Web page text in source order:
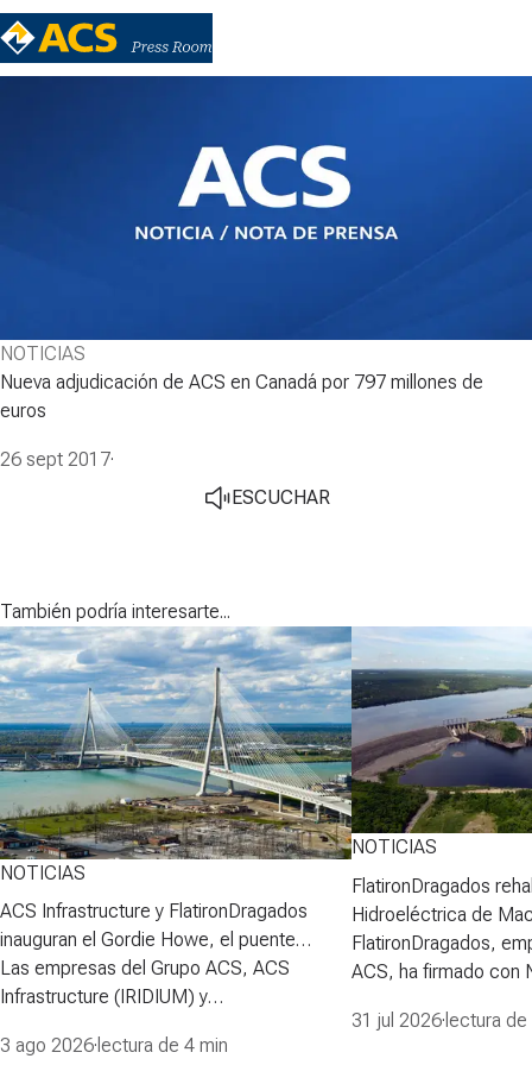
NOTICIAS
Nueva adjudicación de ACS en Canadá por 797 millones de
euros
26 sept 2017·
ESCUCHAR
También podría interesarte...
NOTICIAS
ACS Infrastructure y FlatironDragados
inauguran el Gordie Howe, el puente
atirantado más largo de Norteamérica
Las empresas del Grupo ACS, ACS
Infrastructure (IRIDIUM) y
la inauguraci&oacute;n del Puente
3 ago 2026· lectura de 4 min
NOTICIAS
FlatironDragados
Hidroeléctrica de
FlatironDragados,
ACS, ha firmado con
para desarrollar la
31 jul 2026· lectura de